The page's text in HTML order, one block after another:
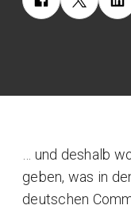
… und deshalb
geben, was in
deutschen